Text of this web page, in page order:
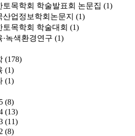
토목학회 학술발표회 논문집 (1)
산업정보학회논문지 (1)
토목학회 학술대회 (1)
·녹색환경연구 (1)
(178)
(1)
(1)
(8)
(13)
(11)
(8)